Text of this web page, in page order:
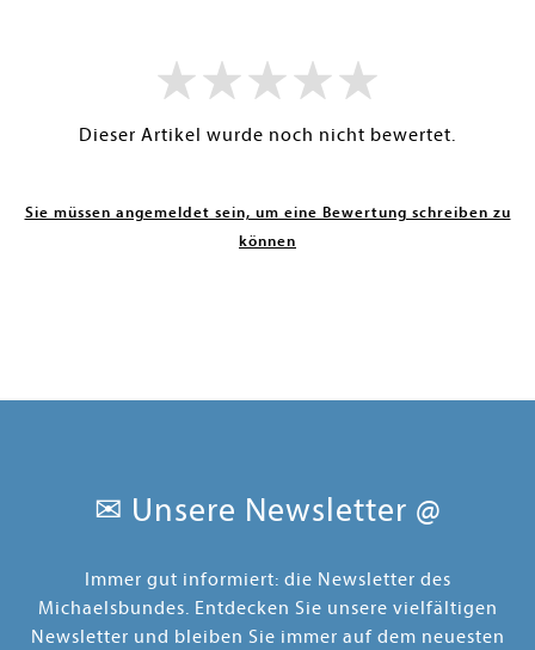
Dieser Artikel wurde noch nicht bewertet.
Sie müssen angemeldet sein, um eine Bewertung schreiben zu
können
✉ Unsere Newsletter @
Immer gut informiert: die Newsletter des
Michaelsbundes. Entdecken Sie unsere vielfältigen
Newsletter und bleiben Sie immer auf dem neuesten